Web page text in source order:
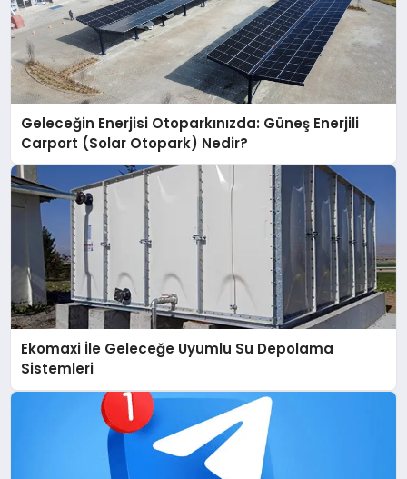
Geleceğin Enerjisi Otoparkınızda: Güneş Enerjili
Carport (Solar Otopark) Nedir?
Ekomaxi İle Geleceğe Uyumlu Su Depolama
Sistemleri